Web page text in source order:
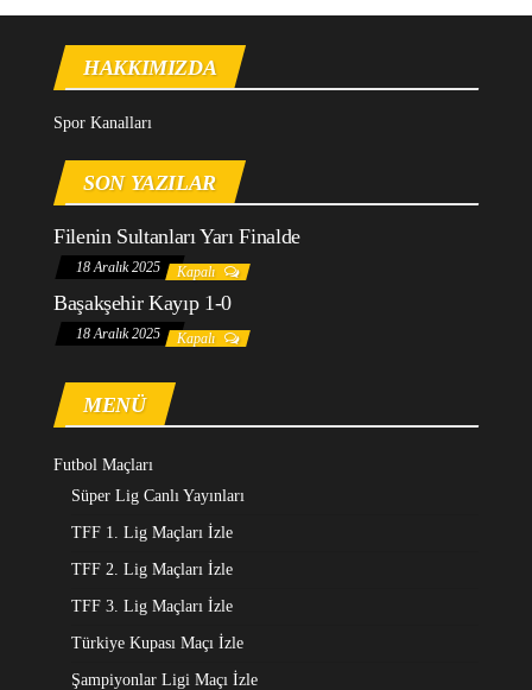
HAKKIMIZDA
Spor Kanalları
SON YAZILAR
Filenin Sultanları Yarı Finalde
18 Aralık 2025 Kapalı
Başakşehir Kayıp 1-0
18 Aralık 2025 Kapalı
MENÜ
Futbol Maçları
Süper Lig Canlı Yayınları
TFF 1. Lig Maçları İzle
TFF 2. Lig Maçları İzle
TFF 3. Lig Maçları İzle
Türkiye Kupası Maçı İzle
Şampiyonlar Ligi Maçı İzle